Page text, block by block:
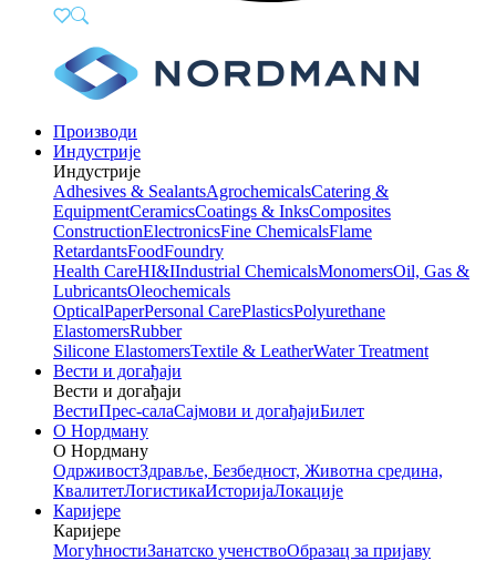
Производи
Индустрије
Индустрије
Adhesives & SealantsAgrochemicalsCatering &
EquipmentCeramicsCoatings & InksComposites
ConstructionElectronicsFine ChemicalsFlame
RetardantsFoodFoundry
Health CareHI&IIndustrial ChemicalsMonomersOil, Gas &
LubricantsOleochemicals
OpticalPaperPersonal CarePlasticsPolyurethane
ElastomersRubber
Silicone ElastomersTextile & LeatherWater Treatment
Вести и догађаји
Вести и догађаји
ВестиПрес-салаСајмови и догађајиБилет
О Нордману
О Нордману
ОдрживостЗдравље, Безбедност, Животна средина,
КвалитетЛогистикаИсторијаЛокације
Каријере
Каријере
МогућностиЗанатско ученствоОбразац за пријаву